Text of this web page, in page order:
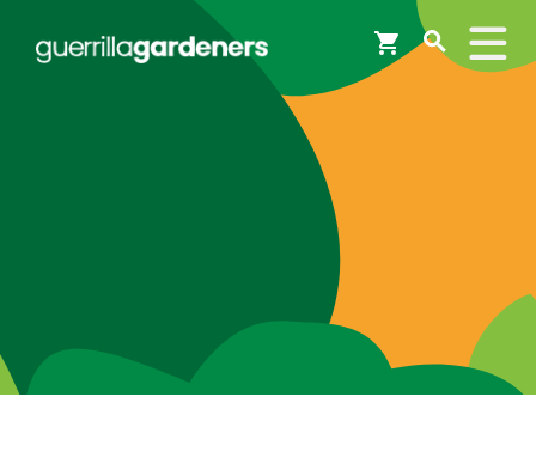
Webshop
Workshops
Tips & Inspiratie
Op de kaart